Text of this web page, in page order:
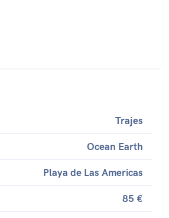
Trajes
Ocean Earth
Playa de Las Americas
85 €